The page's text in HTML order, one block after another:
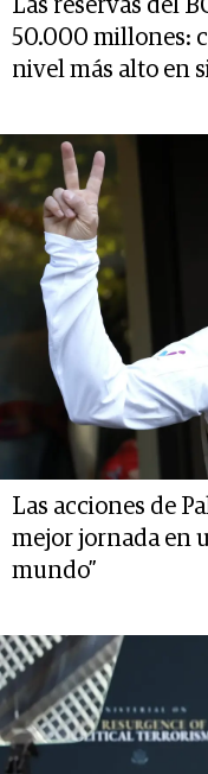
Las reservas del
50.000 millones:
nivel más alto en
Las acciones de
mejor jornada en
mundo”